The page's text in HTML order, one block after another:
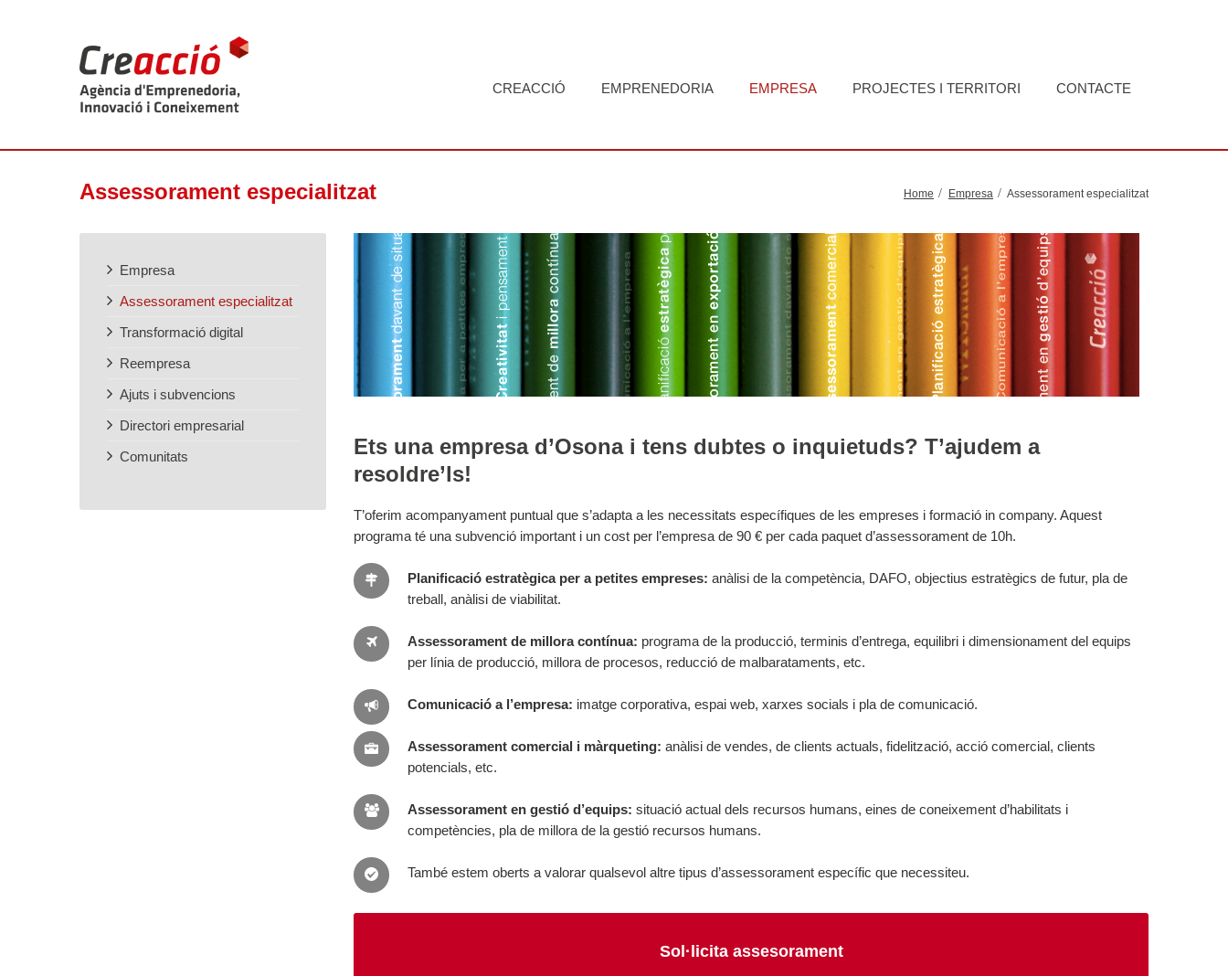
CREACCIÓ EMPRENEDORIA EMPRESA PROJECTES I TERRITORI CONTACTE
Assessorament especialitzat Home Empresa Assessorament especialitzat
Empresa
Assessorament especialitzat
Transformació digital
Reempresa
Ajuts i subvencions
Directori empresarial
Comunitats
Ets una empresa d’Osona i tens dubtes o inquietuds? T’ajudem a
resoldre’ls!
T’oferim acompanyament puntual que s’adapta a les necessitats específiques de les empreses i formació in company. Aquest
programa té una subvenció important i un cost per l’empresa de 90 € per cada paquet d’assessorament de 10h.
Planificació estratègica per a petites empreses: anàlisi de la competència, DAFO, objectius estratègics de futur, pla de
treball, anàlisi de viabilitat.
Assessorament de millora contínua: programa de la producció, terminis d’entrega, equilibri i dimensionament del equips
per línia de producció, millora de procesos, reducció de malbarataments, etc.
Comunicació a l’empresa: imatge corporativa, espai web, xarxes socials i pla de comunicació.
Assessorament comercial i màrqueting: anàlisi de vendes, de clients actuals, fidelització, acció comercial, clients
potencials, etc.
Assessorament en gestió d’equips: situació actual dels recursos humans, eines de coneixement d’habilitats i
competències, pla de millora de la gestió recursos humans.
També estem oberts a valorar qualsevol altre tipus d’assessorament específic que necessiteu.
Sol·licita assesorament